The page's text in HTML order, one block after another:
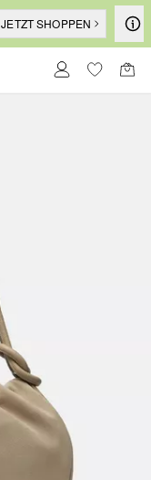
JETZT SHOPPEN